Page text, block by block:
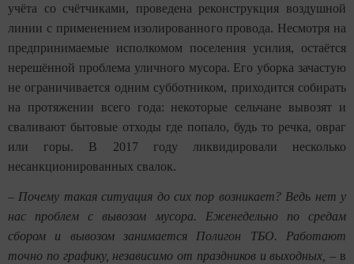
учёта со счётчиками, проведена реконструкция воздушной
линии с применением изолированного провода. Несмотря на
предпринимаемые исполкомом поселения усилия, остаётся
нерешённой проблема уличного мусора. Его уборка зачастую
не ограничивается одним субботником, приходится собирать
на протяжении всего года: некоторые сельчане вывозят и
сваливают бытовые отходы где попало, будь то речка, овраг
или горы. В 2017 году ликвидировали несколько
несанкционированных свалок.
– Почему такая ситуация до сих пор возникает? Ведь нет у
нас проблем с вывозом мусора. Еженедельно по средам
сбором и вывозом занимается Полигон ТБО. Работают
точно по графику, независимо от праздников и выходных, – в